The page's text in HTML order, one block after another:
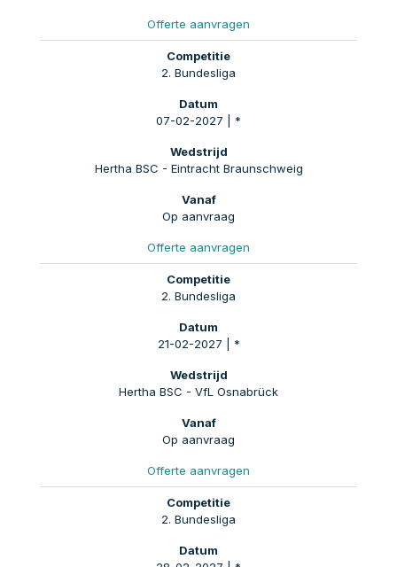
Offerte aanvragen
2. Bundesliga
07-02-2027 | *
Hertha BSC - Eintracht Braunschweig
Op aanvraag
Offerte aanvragen
2. Bundesliga
21-02-2027 | *
Hertha BSC - VfL Osnabrück
Op aanvraag
Offerte aanvragen
2. Bundesliga